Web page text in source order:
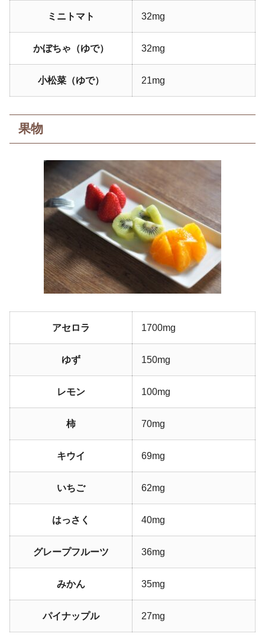
ミニトマト 32mg
かぼちゃ（ゆで） 32mg
小松菜（ゆで） 21mg
果物
アセロラ 1700mg
ゆず 150mg
レモン 100mg
柿 70mg
キウイ 69mg
いちご 62mg
はっさく 40mg
グレープフルーツ 36mg
みかん 35mg
パイナップル 27mg